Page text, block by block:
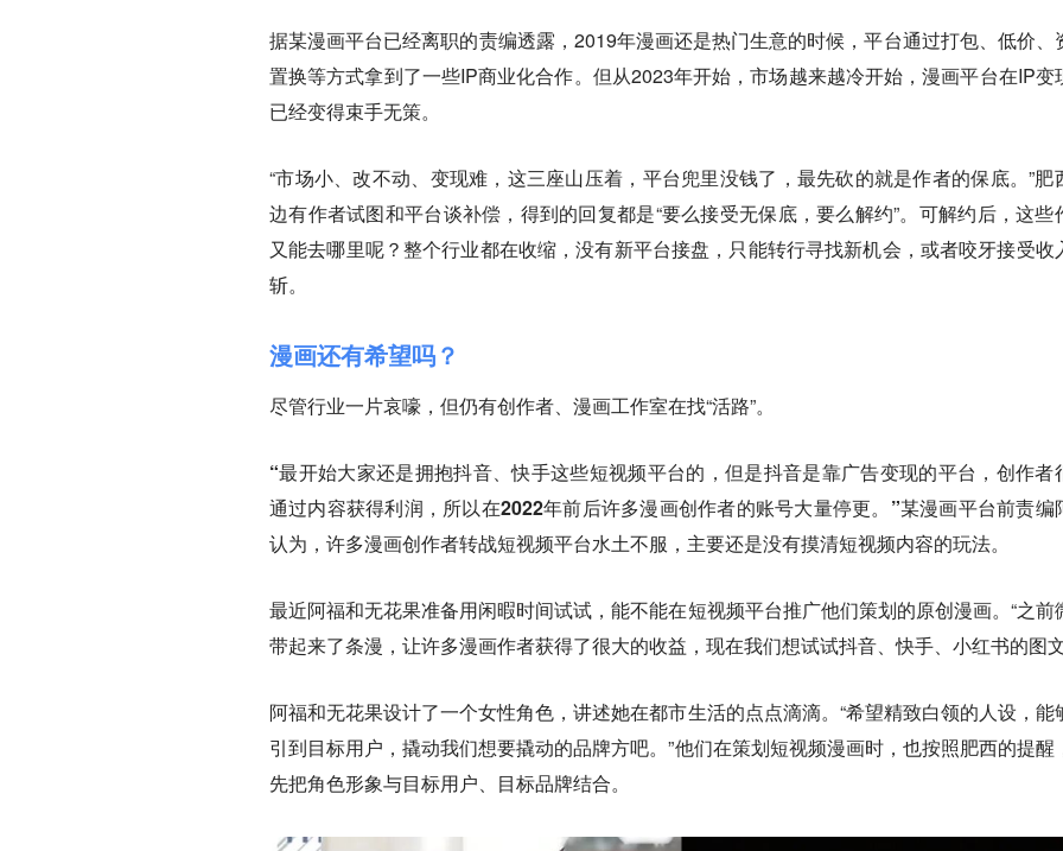
据某漫画平台已经离职的责编透露，2019年漫画还是热门生意的时候，平台通过打包、低价、
置换等方式拿到了一些IP商业化合作。但从2023年开始，市场越来越冷开始，漫画平台在IP变
已经变得束手无策。
“市场小、改不动、变现难，这三座山压着，平台兜里没钱了，最先砍的就是作者的保底。”肥
边有作者试图和平台谈补偿，得到的回复都是“要么接受无保底，要么解约”。可解约后，这些
又能去哪里呢？整个行业都在收缩，没有新平台接盘，只能转行寻找新机会，或者咬牙接受收
斩。
漫画还有希望吗？
尽管行业一片哀嚎，但仍有创作者、漫画工作室在找“活路”。
“最开始大家还是拥抱抖音、快手这些短视频平台的，但是抖音是靠广告变现的平台，创作者
通过内容获得利润，所以在2022年前后许多漫画创作者的账号大量停更。”某漫画平台前责编
认为，许多漫画创作者转战短视频平台水土不服，主要还是没有摸清短视频内容的玩法。
最近阿福和无花果准备用闲暇时间试试，能不能在短视频平台推广他们策划的原创漫画。“之前
带起来了条漫，让许多漫画作者获得了很大的收益，现在我们想试试抖音、快手、小红书的图
阿福和无花果设计了一个女性角色，讲述她在都市生活的点点滴滴。“希望精致白领的人设，能
引到目标用户，撬动我们想要撬动的品牌方吧。”他们在策划短视频漫画时，也按照肥西的提醒
先把角色形象与目标用户、目标品牌结合。